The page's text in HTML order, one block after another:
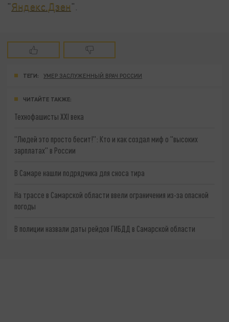
"Яндекс.Дзен".
ТЕГИ: УМЕР ЗАСЛУЖЕННЫЙ ВРАЧ РОССИИ
ЧИТАЙТЕ ТАКЖЕ:
Технофашисты XXI века
"Людей это просто бесит!": Кто и как создал миф о "высоких
зарплатах" в России
В Самаре нашли подрядчика для сноса тира
На трассе в Самарской области ввели ограничения из-за опасной
погоды
В полиции назвали даты рейдов ГИБДД в Самарской области